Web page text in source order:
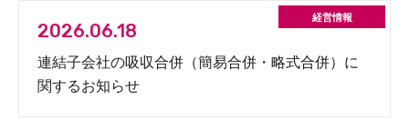
2026.06.18
連結子会社の吸収合併（簡易合併・略式合併）に
関するお知らせ